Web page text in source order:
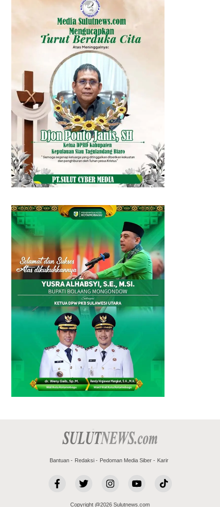
Bantuan Redaksi Pedoman Media Siber Karir
Copyright @2026 Sulutnews.com